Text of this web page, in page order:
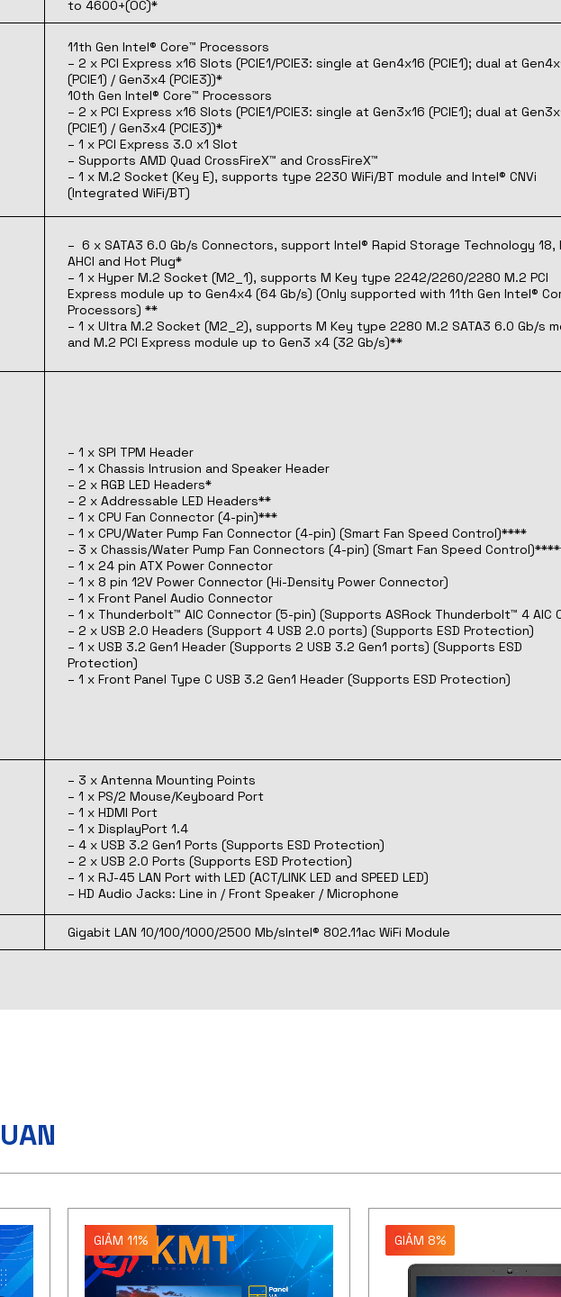
to 4600+(OC)*
11th Gen Intel® Core™ Processors
– 2 x PCI Express x16 Slots (PCIE1/PCIE3: single at Gen4x16 (PCIE1); dual at
(PCIE1) / Gen3x4 (PCIE3))*
10th Gen Intel® Core™ Processors
– 2 x PCI Express x16 Slots (PCIE1/PCIE3: single at Gen3x16 (PCIE1); dual at
(PCIE1) / Gen3x4 (PCIE3))*
– 1 x PCI Express 3.0 x1 Slot
– Supports AMD Quad CrossFireX™ and CrossFireX™
– 1 x M.2 Socket (Key E), supports type 2230 WiFi/BT module and Intel® CNVi
(Integrated WiFi/BT)
– 6 x SATA3 6.0 Gb/s Connectors, support Intel® Rapid Storage Technology 18,
AHCI and Hot Plug*
– 1 x Hyper M.2 Socket (M2_1), supports M Key type 2242/2260/2280 M.2 PCI
Express module up to Gen4x4 (64 Gb/s) (Only supported with 11th Gen Intel®
Processors) **
– 1 x Ultra M.2 Socket (M2_2), supports M Key type 2280 M.2 SATA3 6.0 Gb/s
and M.2 PCI Express module up to Gen3 x4 (32 Gb/s)**
– 1 x SPI TPM Header
– 1 x Chassis Intrusion and Speaker Header
– 2 x RGB LED Headers*
– 2 x Addressable LED Headers**
– 1 x CPU Fan Connector (4-pin)***
– 1 x CPU/Water Pump Fan Connector (4-pin) (Smart Fan Speed Control)****
– 3 x Chassis/Water Pump Fan Connectors (4-pin) (Smart Fan Speed
– 1 x 24 pin ATX Power Connector
– 1 x 8 pin 12V Power Connector (Hi-Density Power Connector)
– 1 x Front Panel Audio Connector
– 1 x Thunderbolt™ AIC Connector (5-pin) (Supports ASRock Thunderbolt™ 4 AIC
– 2 x USB 2.0 Headers (Support 4 USB 2.0 ports) (Supports ESD Protection)
– 1 x USB 3.2 Gen1 Header (Supports 2 USB 3.2 Gen1 ports) (Supports ESD
Protection)
– 1 x Front Panel Type C USB 3.2 Gen1 Header (Supports ESD Protection)
– 3 x Antenna Mounting Points
– 1 x PS/2 Mouse/Keyboard Port
– 1 x HDMI Port
– 1 x DisplayPort 1.4
– 4 x USB 3.2 Gen1 Ports (Supports ESD Protection)
– 2 x USB 2.0 Ports (Supports ESD Protection)
– 1 x RJ-45 LAN Port with LED (ACT/LINK LED and SPEED LED)
– HD Audio Jacks: Line in / Front Speaker / Microphone
Gigabit LAN 10/100/1000/2500 Mb/sIntel® 802.11ac WiFi Module
GIẢM 11% GIẢM 8%